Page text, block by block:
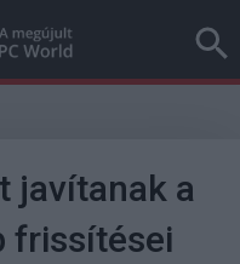
javítanak a
frissítései